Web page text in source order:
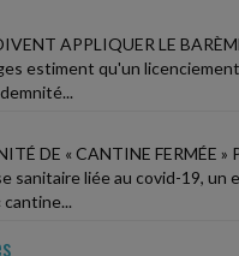
APPLIQUER LE
estiment qu'un
DE « CANTINE FERMÉE »
sanitaire liée au covid-19,